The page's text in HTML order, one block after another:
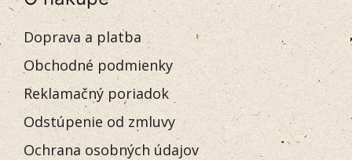
Doprava a platba
Obchodné podmienky
Reklamačný poriadok
Odstúpenie od zmluvy
Ochrana osobných údajov